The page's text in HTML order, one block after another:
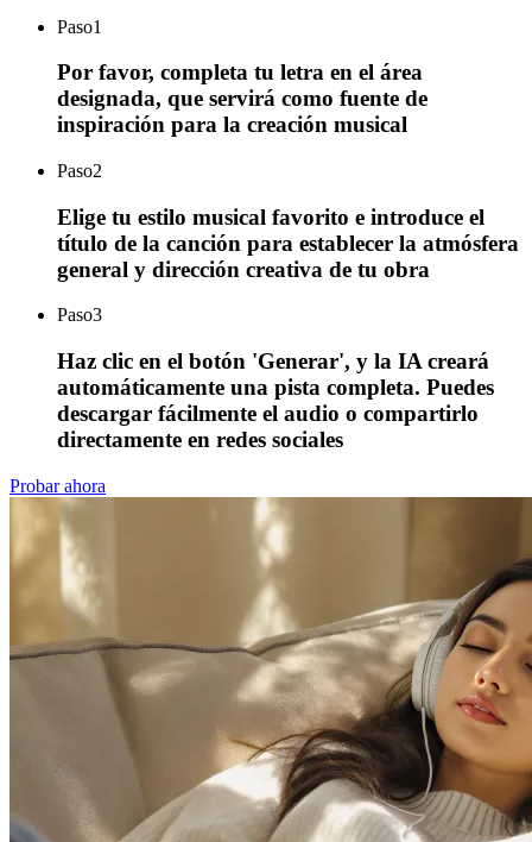
Paso1
Por favor, completa tu letra en el área
designada, que servirá como fuente de
inspiración para la creación musical
Paso2
Elige tu estilo musical favorito e introduce el
título de la canción para establecer la atmósfera
general y dirección creativa de tu obra
Paso3
Haz clic en el botón 'Generar', y la IA creará
automáticamente una pista completa. Puedes
descargar fácilmente el audio o compartirlo
directamente en redes sociales
Probar ahora